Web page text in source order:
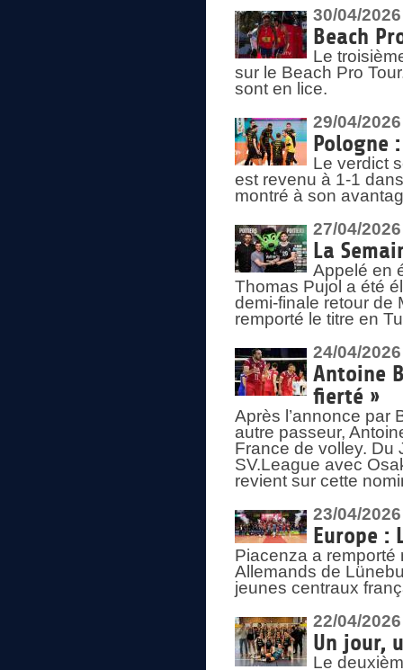
30/04/2026
Beach
Le
sur le Beach Pro
sont en lice.
29/04/2026
Pologne
Le verdict
est revenu à 1-1
montré à son
27/04/2026
La
Appelé en
Thomas Pujol a été
demi-finale retour de
remporté le titre en
24/04/2026
Antoine
fierté »
Après l’annonce par
autre passeur,
France de volley. Du
SV.League avec
revient sur cette
23/04/2026
Europe :
Piacenza a remporté
Allemands de
jeunes centraux
22/04/2026
Un jour,
Le